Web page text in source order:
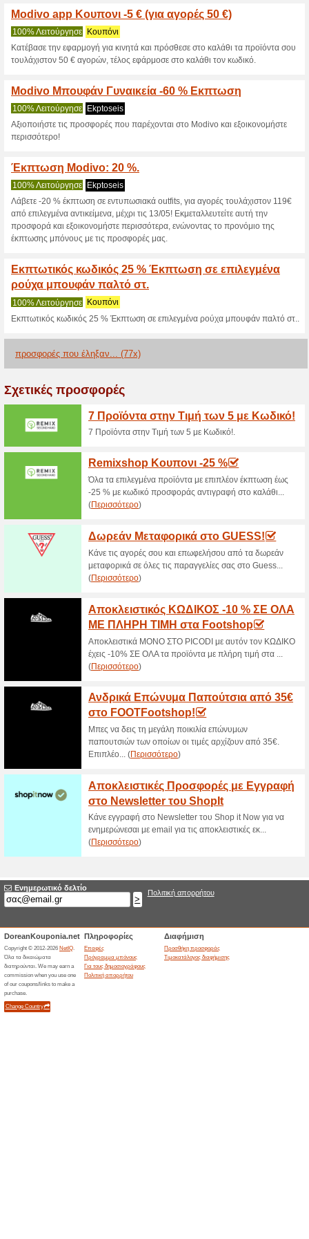
Modivo.gr
Φίλτρο:
Πηγαίνετε στοmodivo.gr
Λάβετε ενημέρωση για τα
κουπόνια που προστέθηκαν
ισχύουν σ’αυτό το κατάστημα.
>
Τρέχουσες
2026)
Modivo app Κουπονι
100% Λειτούργησε Κουπόνι
Κατέβασε την εφαρμογή για
τουλάχιστον 50 € αγορών,
Modivo Μπουφάν
100% Λειτούργησε Ekptoseis
Αξιοποιήστε τις προσφορές
περισσότερο!
Έκπτωση Modivo:
100% Λειτούργησε Ekptoseis
Λάβετε -20 % έκπτωση σε
από επιλεγμένα αντικείμενα,